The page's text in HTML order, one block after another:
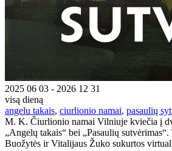
2025 06 03 - 2026 12 31
visą dieną
angelu takais, ciurlionio namai, pasaulių
M. K. Čiurlionio namai Vilniuje kviečia į
„Angelų takais“ bei „Pasaulių
Buožytės ir Vitalijaus Žuko sukurtos